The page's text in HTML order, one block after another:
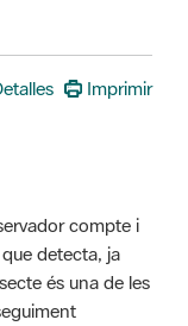
Imprimir
compte i
detecta, ja
és una de les